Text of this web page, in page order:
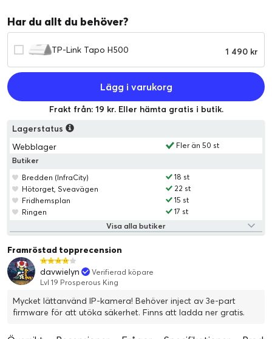
Har du allt du behöver?
TP-Link Tapo H500 1 490 kr
Lägg i varukorg
Frakt från: 19 kr. Eller hämta gratis i butik.
Lagerstatus
Webblager
Fler än 50 st
Butiker
Bredden (InfraCity)
18 st
Hötorget, Sveavägen
22 st
Fridhemsplan
15 st
Ringen
17 st
Visa alla butiker
Framröstad topprecension
davwielyn
Verifierad köpare
Lvl 19 Prosperous King
Mycket lättanvänd IP-kamera! Behöver inject av 3e-part
firmware för att utöka säkerhet. Finns att ladda ner gratis.